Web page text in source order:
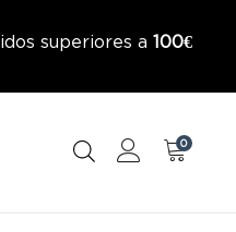
superiores a 100€
0